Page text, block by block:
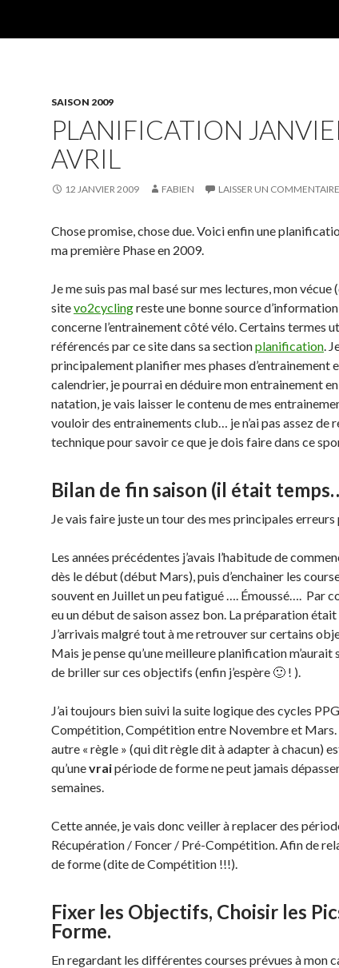
SAISON 2009
PLANIFICATION
AVRIL
12 JANVIER 2009 FABIEN LAISSER UN COMMENTAIRE
Chose promise, chose due. Voici enfin une
ma première Phase en 2009.
Je me suis pas mal basé sur mes lectures, mon vécue
sitevo2cyclingreste une bonne source
concerne l’entrainement côté vélo. Certains termes
référencés par ce site dans sa sectionplanification.
principalement planifier mes phases d’entrainement
calendrier, je pourrai en déduire mon entrainement en
natation, je vais laisser le contenu de mes
vouloir des entrainements club… je n’ai pas assez de
technique pour savoir ce que je dois faire dans ce
Bilan de fin saison (il était
Je vais faire juste un tour des mes principales erreurs
Les années précédentes j’avais l’habitude de
dès le début (début Mars), puis d’enchainer les
souvent en Juillet un peu fatigué …. Émoussé…. Par
eu un début de saison assez bon. La préparation
J’arrivais malgré tout à me retrouver sur certains
Mais je pense qu’une meilleure planification m’aurait
de briller sur ces objectifs (enfin j’espère 🙂 ! ).
J’ai toujours bien suivi la suite logique des cycles
Compétition, Compétition entre Novembre et Mars.
autre « règle » (qui dit règle dit à adapter à chacun)
qu’unevraipériode de forme ne peut jamais
semaines.
Cette année, je vais donc veiller à replacer des
Récupération / Foncer / Pré-Compétition. Afin de
de forme (dite de Compétition !!!).
Fixer les Objectifs, Choisir les
Forme.
En regardant les différentes courses prévues à mon